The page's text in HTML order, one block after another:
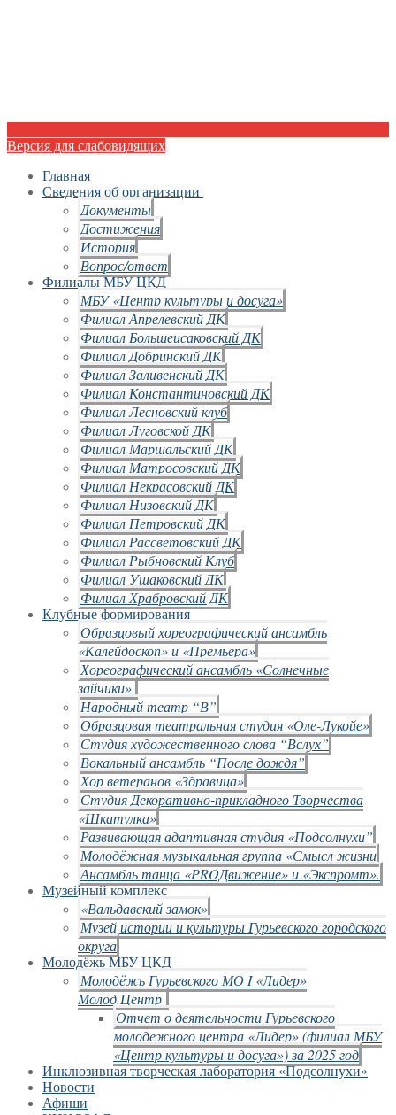
Версия для слабовидящих
Главная
Сведения об организации
Документы
Достижения
История
Вопрос/ответ
Филиалы МБУ ЦКД
МБУ «Центр культуры и досуга»
Филиал Апрелевский ДК
Филиал Большеисаковский ДК
Филиал Добринский ДК
Филиал Заливенский ДК
Филиал Константиновский ДК
Филиал Лесновский клуб
Филиал Луговской ДК
Филиал Маршальский ДК
Филиал Матросовский ДК
Филиал Некрасовский ДК
Филиал Низовский ДК
Филиал Петровский ДК
Филиал Рассветовский ДК
Филиал Рыбновский Клуб
Филиал Ушаковский ДК
Филиал Храбровский ДК
Клубные формирования
Образцовый хореографический ансамбль
«Калейдоскоп» и «Премьера»
Хореографический ансамбль «Солнечные
зайчики».
Народный театр “В”
Образцовая театральная студия «Оле-Лукойе»
Студия художественного слова “Вслух”
Вокальный ансамбль “После дождя”
Хор ветеранов «Здравица»
Студия Декоративно-прикладного Творчества
«Шкатулка»
Развивающая адаптивная студия «Подсолнухи”
Молодёжная музыкальная группа «Смысл жизни
Ансамбль танца «PROДвижение» и «Экспромт».
Музейный комплекс
«Вальдавский замок»
Музей истории и культуры Гурьевского городского
округа
Молодёжь МБУ ЦКД
Молодёжь Гурьевского МО I «Лидер»
Молод.Центр
Отчет о деятельности Гурьевского
молодежного центра «Лидер» (филиал МБУ
«Центр культуры и досуга») за 2025 год
Инклюзивная творческая лаборатория «Подсолнухи»
Новости
Афиши